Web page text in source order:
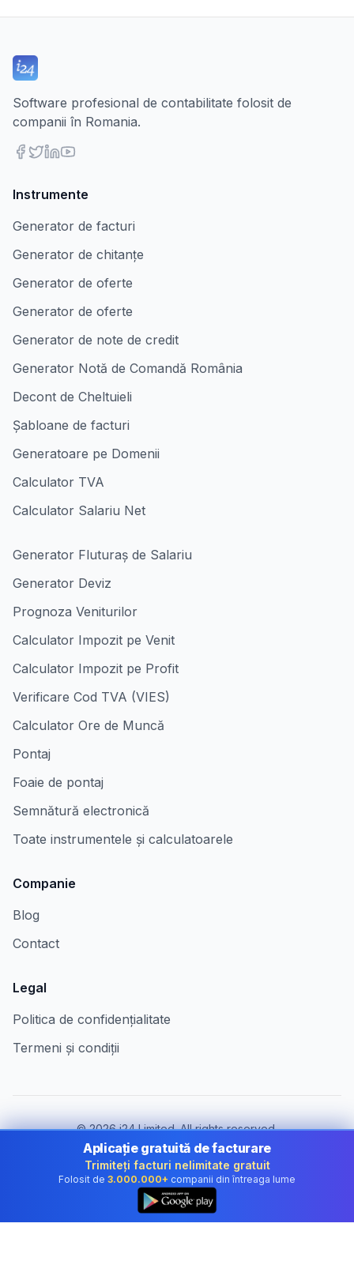
Software profesional de contabilitate folosit de
companii în Romania.
Instrumente
Generator de facturi
Generator de chitanțe
Generator de oferte
Generator de oferte
Generator de note de credit
Generator Notă de Comandă România
Decont de Cheltuieli
Șabloane de facturi
Generatoare pe Domenii
Calculator TVA
Calculator Salariu Net
Generator Fluturaș de Salariu
Generator Deviz
Prognoza Veniturilor
Calculator Impozit pe Venit
Calculator Impozit pe Profit
Verificare Cod TVA (VIES)
Calculator Ore de Muncă
Pontaj
Foaie de pontaj
Semnătură electronică
Toate instrumentele și calculatoarele
Companie
Blog
Contact
Legal
Politica de confidențialitate
Termeni și condiții
©2026i24 Limited. All rights reserved.
Pentru companii în Romania
Schimbă țara:
Romania
Aplicație gratuită de facturare
Trimiteți facturi nelimitate gratuit
Folosit de 3.000.000+ companii din întreaga lume